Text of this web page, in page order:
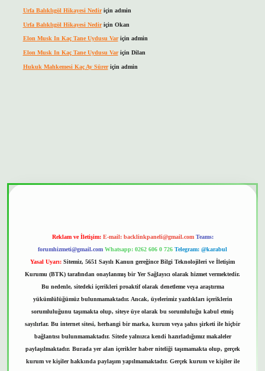
Urfa Balıklıgöl Hikayesi Nediriçin admin
Urfa Balıklıgöl Hikayesi Nediriçin Okan
Elon Musk In Kaç Tane Uydusu Variçin admin
Elon Musk In Kaç Tane Uydusu Variçin Dilan
Hukuk Mahkemesi Kaç Ay Süreriçin admin
Reklam ve İletişim: E-mail: backlinkpaneli@gmail.com Teams:
forumhizmeti@gmail.com Whatsapp: 0262 606 0 726 Telegram: @karabul
Yasal Uyarı: Sitemiz, 5651 Sayılı Kanun gereğince Bilgi Teknolojileri ve İletişim
Kurumu (BTK) tarafından onaylanmış bir Yer Sağlayıcı olarak hizmet vermektedir.
Bu nedenle, sitedeki içerikleri proaktif olarak denetleme veya araştırma
yükümlülüğümüz bulunmamaktadır. Ancak, üyelerimiz yazdıkları içeriklerin
sorumluluğunu taşımakta olup, siteye üye olarak bu sorumluluğu kabul etmiş
sayılırlar. Bu internet sitesi, herhangi bir marka, kurum veya şahıs şirketi ile hiçbir
bağlantısı bulunmamaktadır. Sitede yalnızca kendi hazırladığımız makaleler
paylaşılmaktadır. Burada yer alan içerikler haber niteliği taşımamakta olup, gerçek
kurum ve kişiler hakkında paylaşım yapılmamaktadır. Gerçek kurum ve kişiler ile